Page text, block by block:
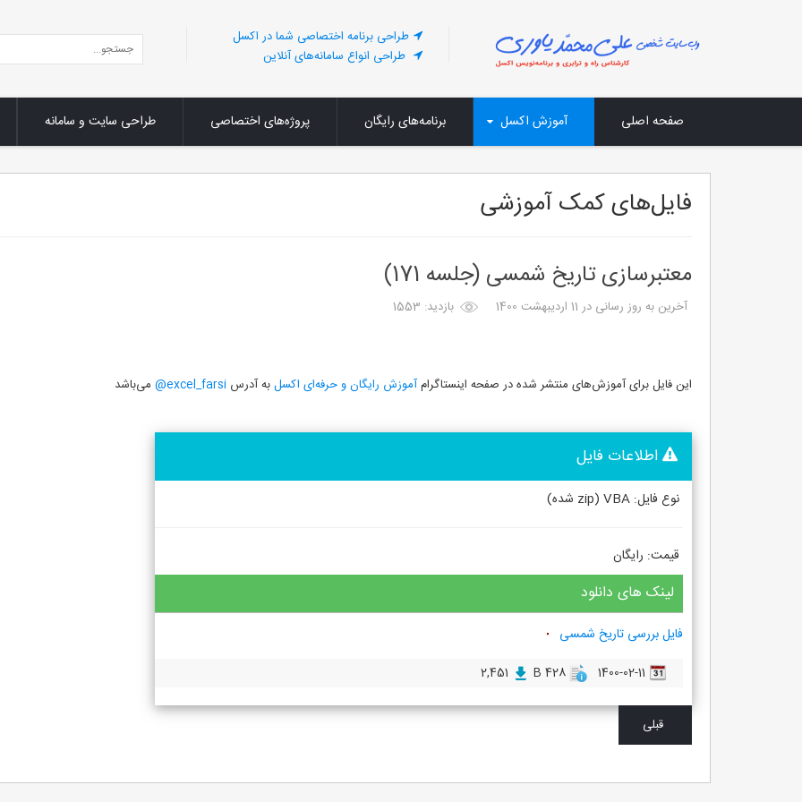
طراحی برنامه اختصاصی شما در اکسل
طراحی انواع سامانه‌های آنلاین
صفحه اصلی آموزش اکسل برنامه‌های رایگان پروژه‌های اختصاصی طراحی سایت و سامانه
فایل‌های کمک آموزشی
معتبرسازی تاریخ شمسی (جلسه 171)
آخرین به روز رسانی در 11 ارديبهشت 1400 بازدید: 1553
این فایل برای آموزش‌های منتشر شده در صفحه اینستاگرامآموزش رایگان و حرفه‌ای اکسلبه آدرس excel_farsi@ می‌باشد
اطلاعات فایل
نوع فایل: VBA (zip شده)
قیمت: رایگان
لینک های دانلود
فایل بررسی تاریخ شمسی
قبلی